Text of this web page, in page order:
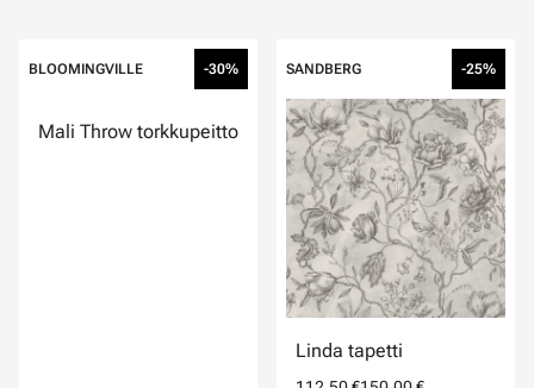
BLOOMINGVILLE -30%
Mali Throw torkkupeitto
SANDBERG -25%
Linda tapetti